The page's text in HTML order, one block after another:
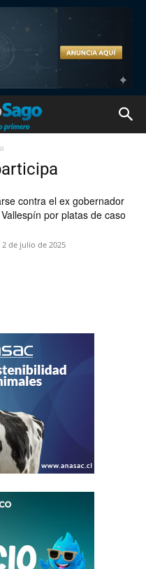
contra el ex gobernador
por platas de caso
2 de julio de 2025